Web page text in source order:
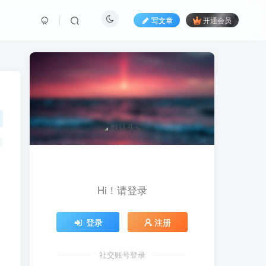
写文章 开通会员
Hi！请登录
登录 注册
社交账号登录